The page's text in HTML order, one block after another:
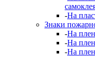
-На
Знаки
-На
-На
-На